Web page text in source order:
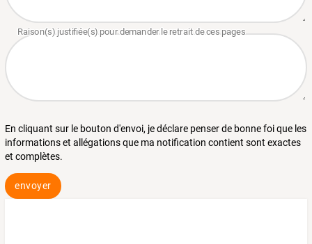
En cliquant sur le bouton d'envoi, je déclare penser de bonne foi que les
informations et allégations que ma notification contient sont exactes
et complètes.
envoyer